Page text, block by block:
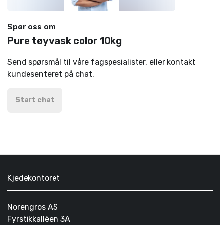
Spør oss om
Pure tøyvask color 10kg
Send spørsmål til våre fagspesialister, eller kontakt
kundesenteret på chat.
Start chat
Kjedekontoret
Norengros AS
Fyrstikkallèen 3A